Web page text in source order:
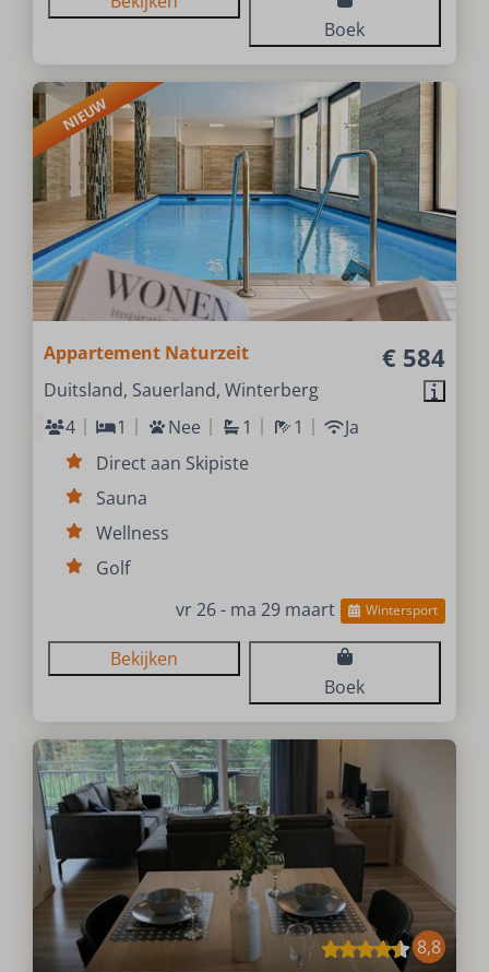
Boek
NIEUW
€ 584
Appartement Naturzeit
Duitsland, Sauerland, Winterberg
4
1 Nee 1 1
Ja
Direct aan Skipiste
Sauna
Wellness
Golf
vr 26 - ma 29 maart
Wintersport
Bekijken
Boek
8,8